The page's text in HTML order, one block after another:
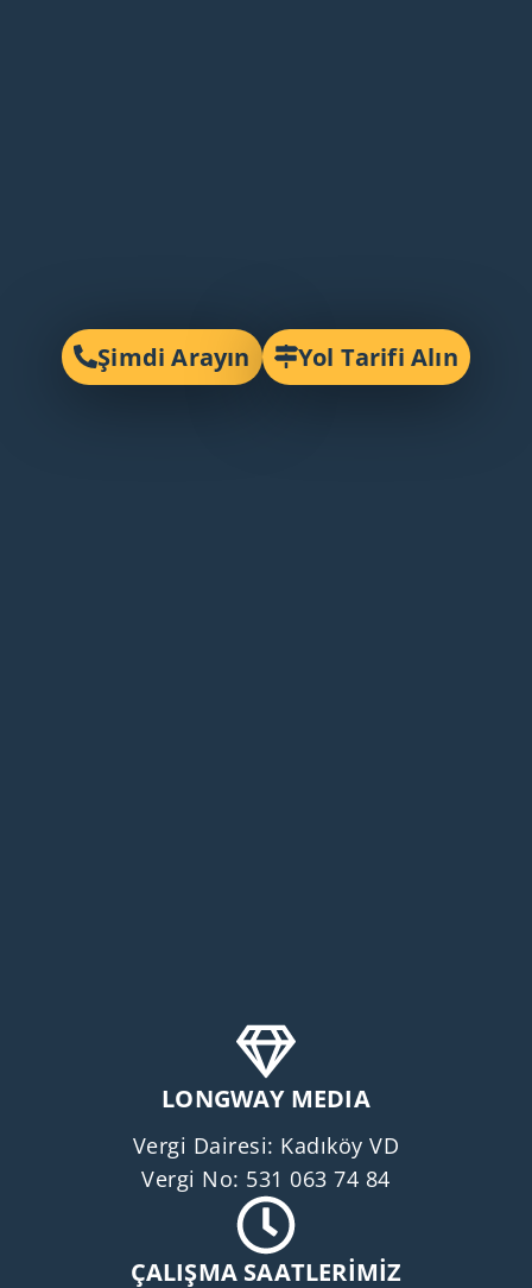
Şimdi Arayın Yol Tarifi Alın
LONGWAY MEDIA
Vergi Dairesi: Kadıköy VD
Vergi No: 531 063 74 84
ÇALIŞMA SAATLERİMİZ